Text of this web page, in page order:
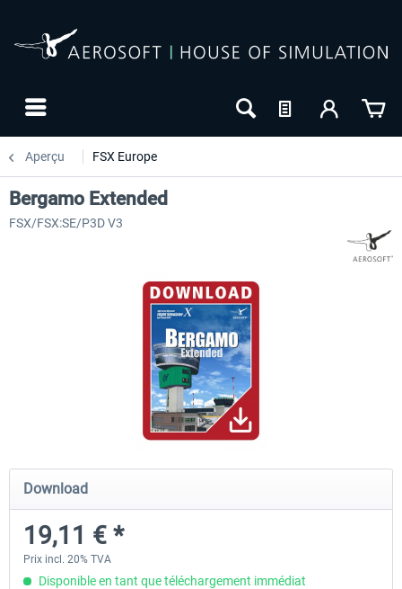
Aperçu FSX Europe
Mega Airport Frankfurt V2.0
30,20 € *
Mega Airport Berlin
Bergamo Extended
FSX/FSX:SE/P3D V3
Download
19,11 € *
Prix incl. 20% TVA
Disponible en tant que téléchargement immédiat